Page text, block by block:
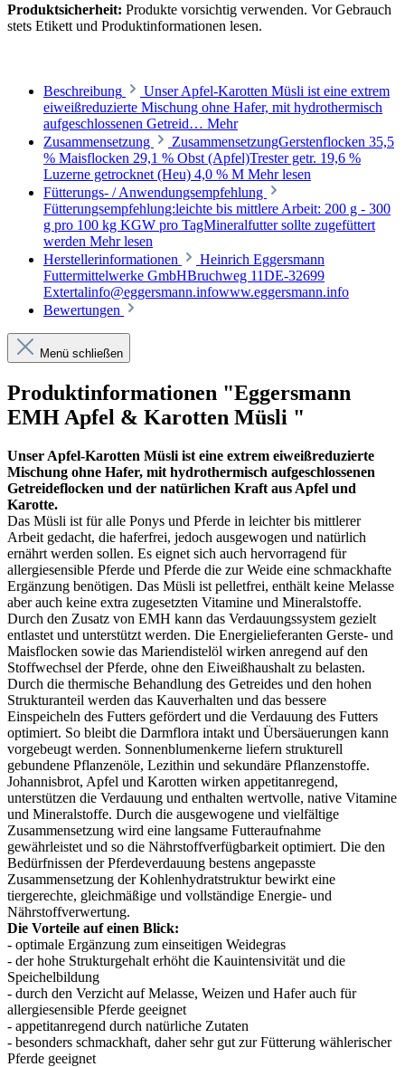
Produktsicherheit: Produkte vorsichtig verwenden. Vor Gebrauch
stets Etikett und Produktinformationen lesen.
Beschreibung
Unser Apfel-Karotten Müsli ist eine extrem
eiweißreduzierte Mischung ohne Hafer, mit hydrothermisch
aufgeschlossenen Getreid… Mehr
Zusammensetzung
ZusammensetzungGerstenflocken 35,5
% Maisflocken 29,1 % Obst (Apfel)Trester getr. 19,6 %
Luzerne getrocknet (Heu) 4,0 % M Mehr lesen
Fütterungs- / Anwendungsempfehlung
Fütterungsempfehlung:leichte bis mittlere Arbeit: 200 g - 300
g pro 100 kg KGW pro TagMineralfutter sollte zugefüttert
werden Mehr lesen
Herstellerinformationen
Heinrich Eggersmann
Futtermittelwerke GmbHBruchweg 11DE-32699
Extertalinfo@eggersmann.infowww.eggersmann.info
Bewertungen
Menü schließen
Produktinformationen "Eggersmann
EMH Apfel & Karotten Müsli "
Unser Apfel-Karotten Müsli ist eine extrem eiweißreduzierte
Mischung ohne Hafer, mit hydrothermisch aufgeschlossenen
Getreideflocken und der natürlichen Kraft aus Apfel und
Karotte.
Das Müsli ist für alle Ponys und Pferde in leichter bis mittlerer
Arbeit gedacht, die haferfrei, jedoch ausgewogen und natürlich
ernährt werden sollen. Es eignet sich auch hervorragend für
allergiesensible Pferde und Pferde die zur Weide eine schmackhafte
Ergänzung benötigen. Das Müsli ist pelletfrei, enthält keine Melasse
aber auch keine extra zugesetzten Vitamine und Mineralstoffe.
Durch den Zusatz von EMH kann das Verdauungssystem gezielt
entlastet und unterstützt werden. Die Energielieferanten Gerste- und
Maisflocken sowie das Mariendistelöl wirken anregend auf den
Stoffwechsel der Pferde, ohne den Eiweißhaushalt zu belasten.
Durch die thermische Behandlung des Getreides und den hohen
Strukturanteil werden das Kauverhalten und das bessere
Einspeicheln des Futters gefördert und die Verdauung des Futters
optimiert. So bleibt die Darmflora intakt und Übersäuerungen kann
vorgebeugt werden. Sonnenblumenkerne liefern strukturell
gebundene Pflanzenöle, Lezithin und sekundäre Pflanzenstoffe.
Johannisbrot, Apfel und Karotten wirken appetitanregend,
unterstützen die Verdauung und enthalten wertvolle, native Vitamine
und Mineralstoffe. Durch die ausgewogene und vielfältige
Zusammensetzung wird eine langsame Futteraufnahme
gewährleistet und so die Nährstoffverfügbarkeit optimiert. Die den
Bedürfnissen der Pferdeverdauung bestens angepasste
Zusammensetzung der Kohlenhydratstruktur bewirkt eine
tiergerechte, gleichmäßige und vollständige Energie- und
Nährstoffverwertung.
Die Vorteile auf einen Blick:
- optimale Ergänzung zum einseitigen Weidegras
- der hohe Strukturgehalt erhöht die Kauintensivität und die
Speichelbildung
- durch den Verzicht auf Melasse, Weizen und Hafer auch für
allergiesensible Pferde geeignet
- appetitanregend durch natürliche Zutaten
- besonders schmackhaft, daher sehr gut zur Fütterung wählerischer
Pferde geeignet